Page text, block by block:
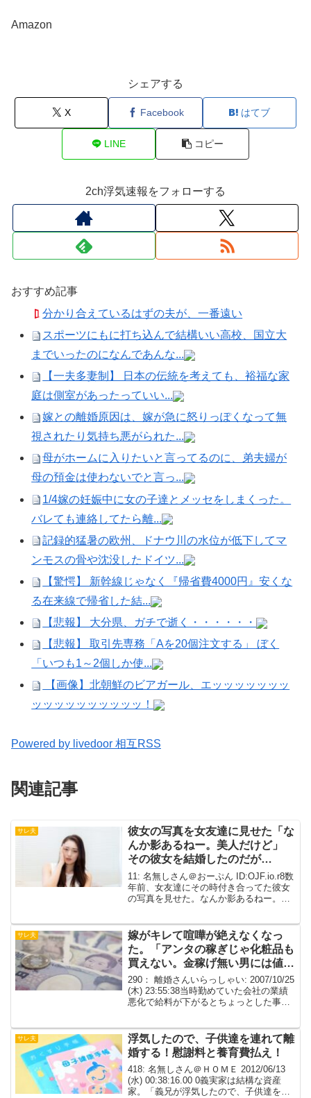
Amazon
シェアする
X Facebook はてブ
LINE コピー
2ch浮気速報をフォローする
おすすめ記事
分かり合えているはずの夫が、一番遠い
スポーツにもに打ち込んで結構いい高校、国立大
までいったのになんであんな...
【一夫多妻制】 日本の伝統を考えても、裕福な家
庭は側室があったっていい...
嫁との離婚原因は、嫁が急に怒りっぽくなって無
視されたり気持ち悪がられた...
母がホームに入りたいと言ってるのに、弟夫婦が
母の預金は使わないでと言っ...
1/4嫁の妊娠中に女の子達とメッセをしまくった。
バレても連絡してたら離...
記録的猛暑の欧州、ドナウ川の水位が低下してマ
ンモスの骨や沈没したドイツ...
【驚愕】 新幹線じゃなく『帰省費4000円』安くな
る在来線で帰省した結...
【悲報】 大分県、ガチで逝く・・・・・・
【悲報】 取引先専務「Aを20個注文する」 ぼく
「いつも1～2個しか使...
【画像】北朝鮮のビアガール、エッッッッッッッ
ッッッッッッッッッッ！
Powered by livedoor 相互RSS
関連記事
サレ夫
彼女の写真を女友達に見せた「な
んか影あるねー。美人だけど」
その彼女を結婚したのだが…
11: 名無しさん＠おーぷん ID:OJF.io.r8数
年前、女友達にその時付き合ってた彼女
の写真を見せた。なんか影あるねー。美
る。と言われた。ムカついて以後連絡を
取るの...
サレ夫
嫁がキレて喧嘩が絶えなくなっ
た。「アンタの稼ぎじゃ化粧品も
買えない。金稼げ無い男には値打
ちがない」
290： 離婚さんいらっしゃい: 2007/10/25
(木) 23:55:38当時勤めていた会社の業績
悪化で給料が下がるとちょっとした事で
い土日はバイトに出ていたのだ...
サレ夫
浮気したので、子供達を連れて離
婚する！慰謝料と養育費払え！
418: 名無しさん＠ＨＯＭＥ 2012/06/13
(水) 00:38:16.00 0義実家は結構な資産
家。「義兄が浮気したので、子供達を連